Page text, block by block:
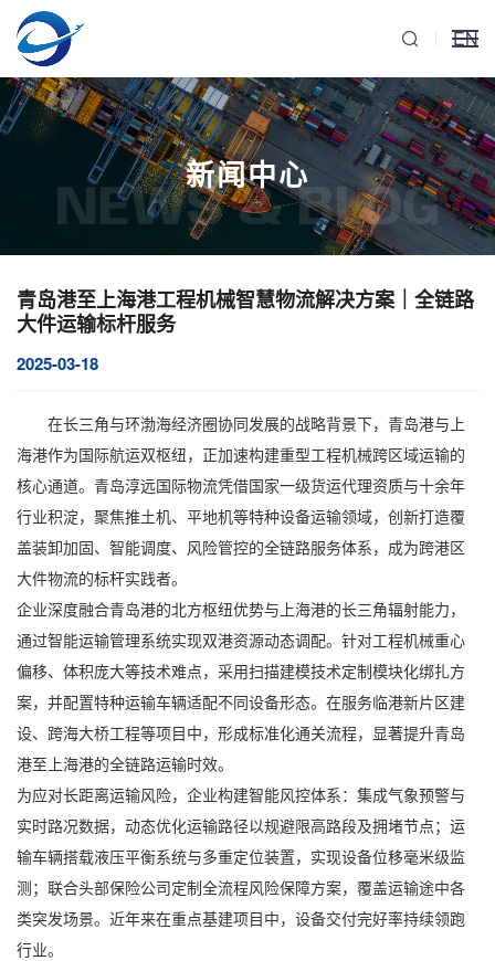
EN
新闻中心
NEWS & BLOG
青岛港至上海港工程机械智慧物流解决方案｜全链路
大件运输标杆服务
2025-03-18
在长三角与环渤海经济圈协同发展的战略背景下，青岛港与上
海港作为国际航运双枢纽，正加速构建重型工程机械跨区域运输的
核心通道。青岛淳远国际物流凭借国家一级货运代理资质与十余年
行业积淀，聚焦推土机、平地机等特种设备运输领域，创新打造覆
盖装卸加固、智能调度、风险管控的全链路服务体系，成为跨港区
大件物流的标杆实践者。
企业深度融合青岛港的北方枢纽优势与上海港的长三角辐射能力，
通过智能运输管理系统实现双港资源动态调配。针对工程机械重心
偏移、体积庞大等技术难点，采用扫描建模技术定制模块化绑扎方
案，并配置特种运输车辆适配不同设备形态。在服务临港新片区建
设、跨海大桥工程等项目中，形成标准化通关流程，显著提升青岛
港至上海港的全链路运输时效。
为应对长距离运输风险，企业构建智能风控体系：集成气象预警与
实时路况数据，动态优化运输路径以规避限高路段及拥堵节点；运
输车辆搭载液压平衡系统与多重定位装置，实现设备位移毫米级监
测；联合头部保险公司定制全流程风险保障方案，覆盖运输途中各
类突发场景。近年来在重点基建项目中，设备交付完好率持续领跑
行业。